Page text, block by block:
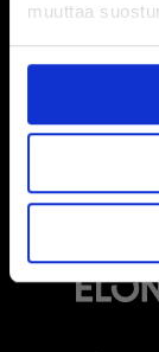
muuttaa